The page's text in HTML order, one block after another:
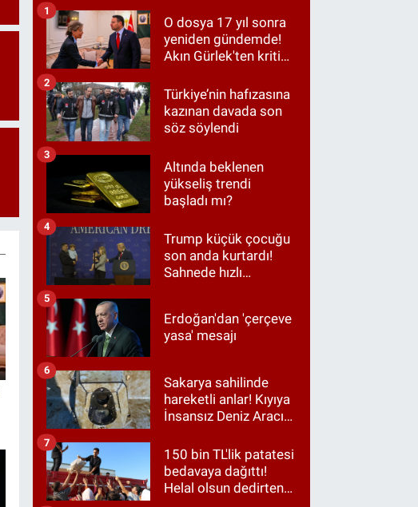
O dosya 17 yıl sonra
yeniden gündemde!
Akın Gürlek'ten kritik
1
Türkiye’nin hafızasına
kazınan davada son
söz söylendi
2
Altında beklenen
yükseliş trendi
başladı mı?
3
Trump küçük çocuğu
son anda kurtardı!
Sahnede hızlı
4
Erdoğan'dan 'çerçeve
yasa' mesajı
5
Sakarya sahilinde
hareketli anlar! Kıyıya
İnsansız Deniz Aracı
6
150 bin TL'lik patatesi
bedavaya dağıttı!
Helal olsun dedirten
7